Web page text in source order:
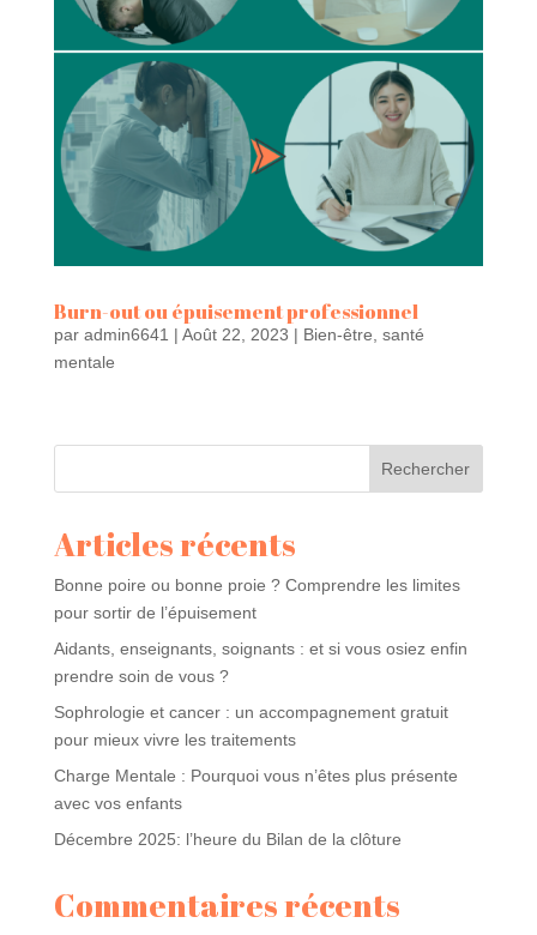
Burn-out ou épuisement professionnel
par admin6641 | Août 22, 2023 | Bien-être, santé
mentale
Rechercher
Articles récents
Bonne poire ou bonne proie ? Comprendre les limites
pour sortir de l’épuisement
Aidants, enseignants, soignants : et si vous osiez enfin
prendre soin de vous ?
Sophrologie et cancer : un accompagnement gratuit
pour mieux vivre les traitements
Charge Mentale : Pourquoi vous n’êtes plus présente
avec vos enfants
Décembre 2025: l’heure du Bilan de la clôture
Commentaires récents